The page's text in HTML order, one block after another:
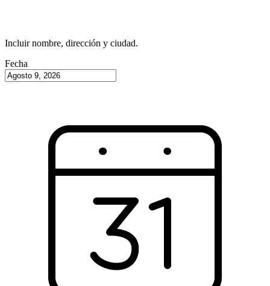
Incluir nombre, dirección y ciudad.
Fecha